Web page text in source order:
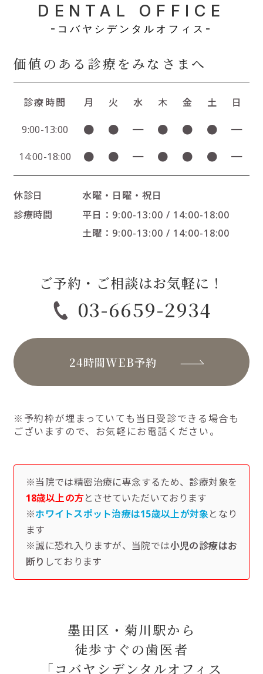
DENTAL OFFICE
-コバヤシデンタルオフィス-
価値のある診療をみなさまへ
診療時間 月 火 水 木 金 土 日
9:00-13:00 ● ● ━ ● ● ● ━
14:00-18:00 ● ● ━ ● ● ● ━
休診日
水曜・日曜・祝日
診療時間
平日：9:00-13:00 / 14:00-18:00
土曜：9:00-13:00 / 14:00-18:00
ご予約・ご相談はお気軽に！
03-6659-2934
24時間WEB予約
※予約枠が埋まっていても当日受診できる場合も
ございますので、お気軽にお電話ください。
※当院では精密治療に専念するため、診療対象を
18歳以上の方とさせていただいております
※ホワイトスポット治療は15歳以上が対象となり
ます
※誠に恐れ入りますが、当院では小児の診療はお
断り しております
墨田区・菊川駅から
徒歩すぐの歯医者
「コバヤシデンタルオフィス